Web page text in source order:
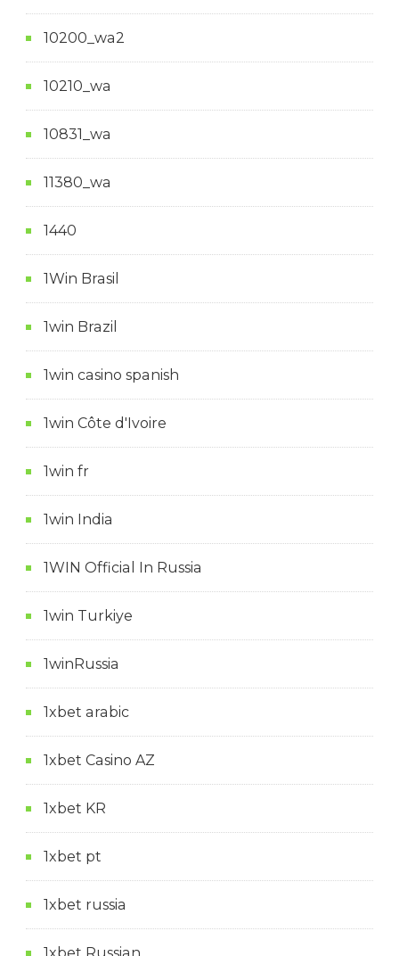
10200_wa2
10210_wa
10831_wa
11380_wa
1440
1Win Brasil
1win Brazil
1win casino spanish
1win Côte d'Ivoire
1win fr
1win India
1WIN Official In Russia
1win Turkiye
1winRussia
1xbet arabic
1xbet Casino AZ
1xbet KR
1xbet pt
1xbet russia